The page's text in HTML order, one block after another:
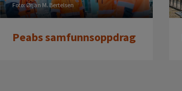
Foto: Ørjan M. Bertelsen
Peabs samfunnsoppdrag